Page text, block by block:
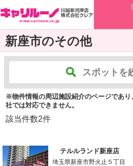
新座市のその他
スポットを
※物件情報の周辺施設紹介のページであ
社では対応できません。
該当件数2件
テルルランド新座店
埼玉県新座市野火止５丁目